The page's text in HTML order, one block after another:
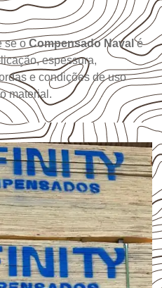
se o Compensado Naval é
espessura,
e condições de uso
material.